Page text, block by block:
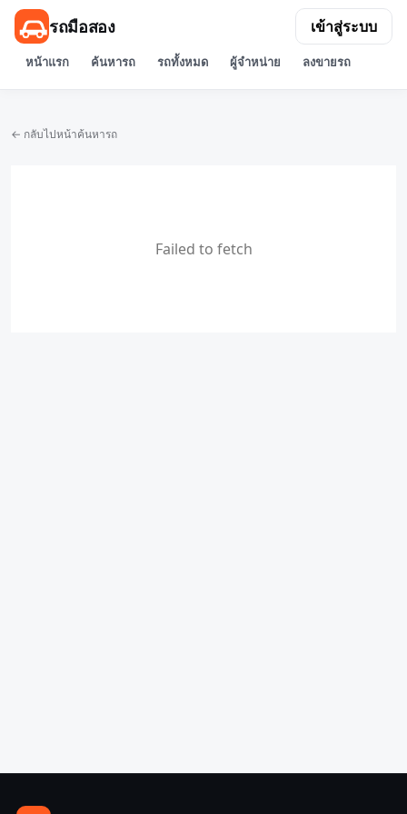
รถมือสอง
หน้าแรก ค้นหารถ รถทั้งหมด ผู้จำหน่าย ลงขายรถ
เข้าสู่ระบบ
← กลับไปหน้าค้นหารถ
Failed to fetch